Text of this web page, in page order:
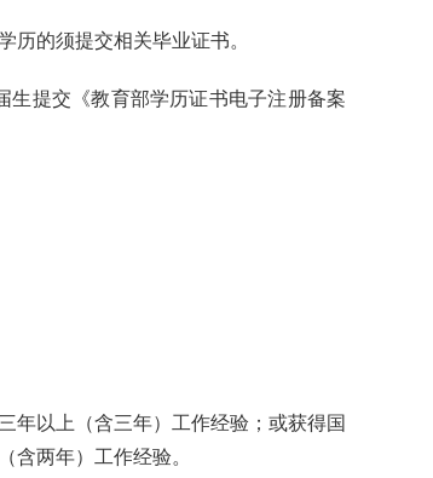
的须提交相关毕业证书。
提交《教育部学历证书电子注册备案
年以上（含三年）工作经验；或获得国
两年）工作经验。